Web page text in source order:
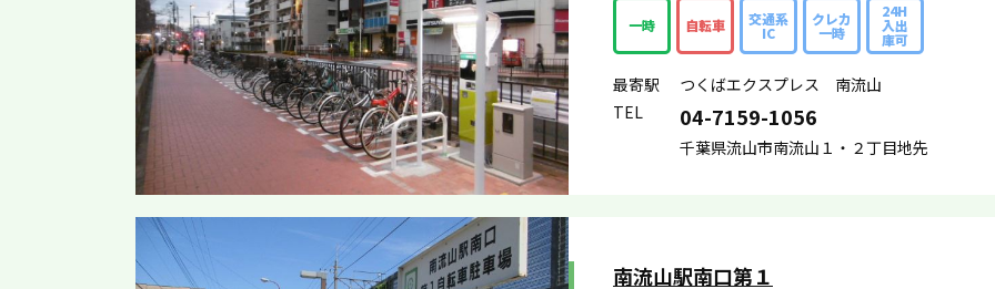
一時 自転車 交通系
IC
クレカ
一時
24H
入出
庫可
最寄駅
つくばエクスプレス 南流山
TEL
04-7159-1056
千葉県流山市南流山１・２丁目地先
南流山駅南口第１